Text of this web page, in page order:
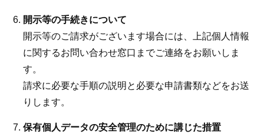
開示等の手続きについて
開示等のご請求がございます場合には、上記個人情報
に関するお問い合わせ窓口までご連絡をお願いしま
す。
請求に必要な手順の説明と必要な申請書類などをお送
りします。
保有個人データの安全管理のために講じた措置